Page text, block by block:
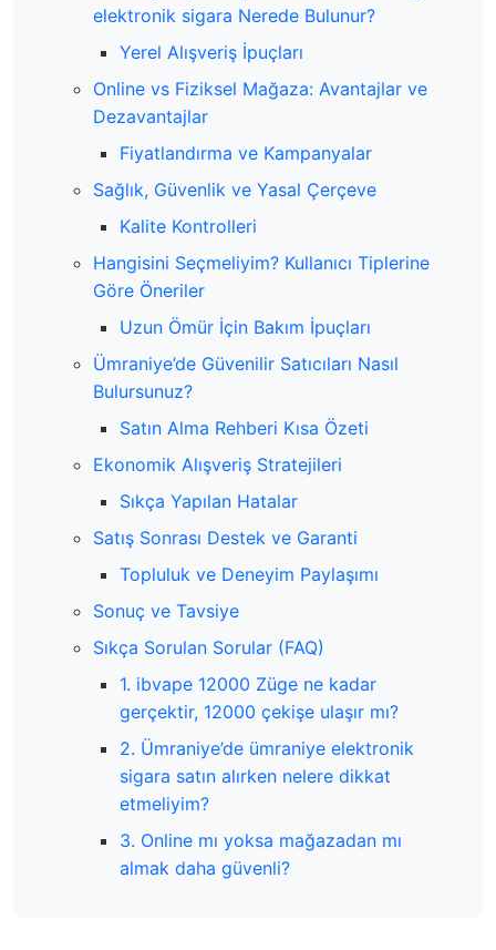
elektronik sigara Nerede Bulunur?
Yerel Alışveriş İpuçları
Online vs Fiziksel Mağaza: Avantajlar ve
Dezavantajlar
Fiyatlandırma ve Kampanyalar
Sağlık, Güvenlik ve Yasal Çerçeve
Kalite Kontrolleri
Hangisini Seçmeliyim? Kullanıcı Tiplerine
Göre Öneriler
Uzun Ömür İçin Bakım İpuçları
Ümraniye’de Güvenilir Satıcıları Nasıl
Bulursunuz?
Satın Alma Rehberi Kısa Özeti
Ekonomik Alışveriş Stratejileri
Sıkça Yapılan Hatalar
Satış Sonrası Destek ve Garanti
Topluluk ve Deneyim Paylaşımı
Sonuç ve Tavsiye
Sıkça Sorulan Sorular (FAQ)
1. ibvape 12000 Züge ne kadar
gerçektir, 12000 çekişe ulaşır mı?
2. Ümraniye’de ümraniye elektronik
sigara satın alırken nelere dikkat
etmeliyim?
3. Online mı yoksa mağazadan mı
almak daha güvenli?